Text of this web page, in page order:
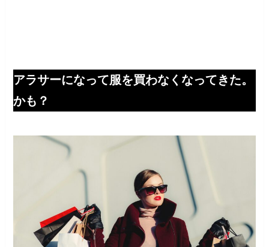
アラサーになって服を買わなくなってきた。
かも？